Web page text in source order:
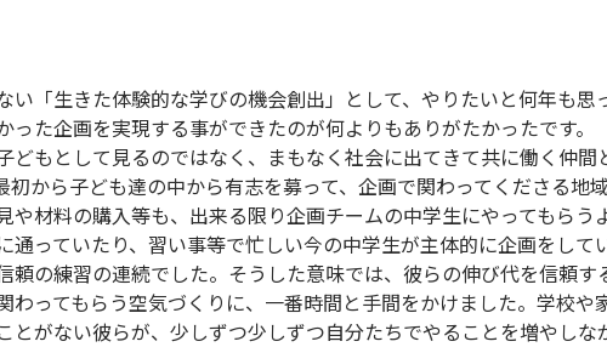
い「生きた体験的な学びの機会創出」として、やりたいと何年も思
た企画を実現する事ができたのが何よりもありがたかったです。
どもとして見るのではなく、まもなく社会に出てきて共に働く仲間
初から子ども達の中から有志を募って、企画で関わってくださる地
や材料の購入等も、出来る限り企画チームの中学生にやってもらう
通っていたり、習い事等で忙しい今の中学生が主体的に企画をして
頼の練習の連続でした。そうした意味では、彼らの伸び代を信頼
わってもらう空気づくりに、一番時間と手間をかけました。学校や
とがない彼らが、少しずつ少しずつ自分たちでやることを増やし